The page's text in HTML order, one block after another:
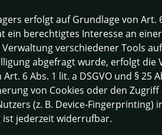
erfolgt auf Grundlage von Art.
ein berechtigtes Interesse an
verschiedener Tools
abgefragt wurde, erfolgt die
6 Abs. 1 lit. a DSGVO und § 25
von Cookies oder den Zugriff
(z. B. Device-Fingerprinting)
ist jederzeit widerrufbar.